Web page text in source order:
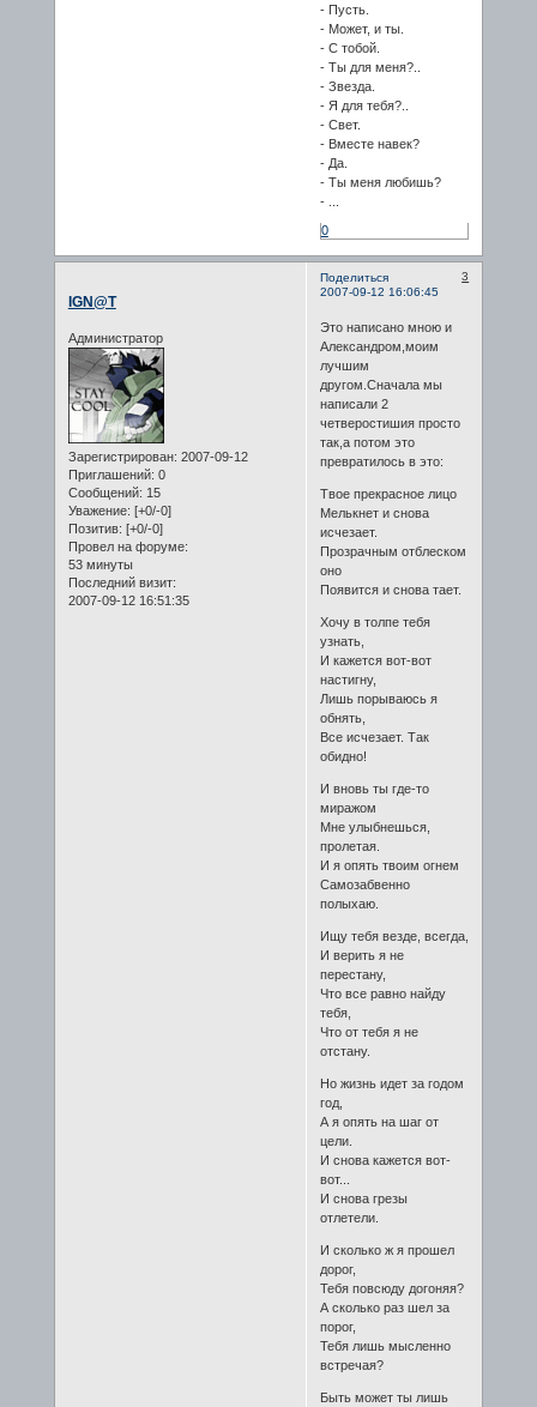
- Пусть.
- Может, и ты.
- С тобой.
- Ты для меня?..
- Звезда.
- Я для тебя?..
- Свет.
- Вместе навек?
- Да.
- Ты меня любишь?
- ...
0
Поделиться
3
2007-09-12 16:06:45
IGN@T
Администратор
Зарегистрирован: 2007-09-12
Приглашений: 0
Сообщений: 15
Уважение: [+0/-0]
Позитив: [+0/-0]
Провел на форуме:
53 минуты
Последний визит:
2007-09-12 16:51:35
Это написано мною и
Александром,моим
лучшим
другом.Сначала мы
написали 2
четверостишия просто
так,а потом это
превратилось в это:
Твое прекрасное лицо
Мелькнет и снова
исчезает.
Прозрачным отблеском
оно
Появится и снова тает.
Хочу в толпе тебя
узнать,
И кажется вот-вот
настигну,
Лишь порываюсь я
обнять,
Все исчезает. Так
обидно!
И вновь ты где-то
миражом
Мне улыбнешься,
пролетая.
И я опять твоим огнем
Самозабвенно
полыхаю.
Ищу тебя везде, всегда,
И верить я не
перестану,
Что все равно найду
тебя,
Что от тебя я не
отстану.
Но жизнь идет за годом
год,
А я опять на шаг от
цели.
И снова кажется вот-
вот...
И снова грезы
отлетели.
И сколько ж я прошел
дорог,
Тебя повсюду догоняя?
А сколько раз шел за
порог,
Тебя лишь мысленно
встречая?
Быть может ты лишь